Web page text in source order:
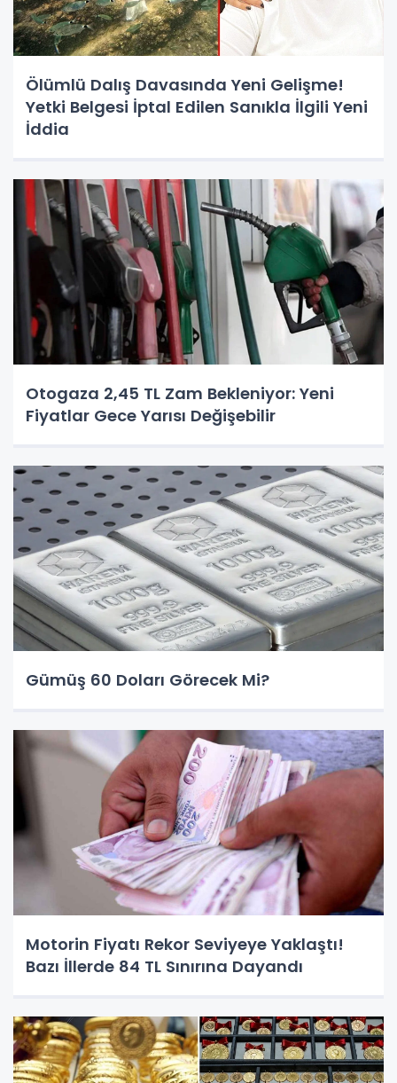
Ölümlü Dalış Davasında Yeni Gelişme!
Yetki Belgesi İptal Edilen Sanıkla İlgili Yeni
İddia
Otogaza 2,45 TL Zam Bekleniyor: Yeni
Fiyatlar Gece Yarısı Değişebilir
Gümüş 60 Doları Görecek Mi?
Motorin Fiyatı Rekor Seviyeye Yaklaştı!
Bazı İllerde 84 TL Sınırına Dayandı